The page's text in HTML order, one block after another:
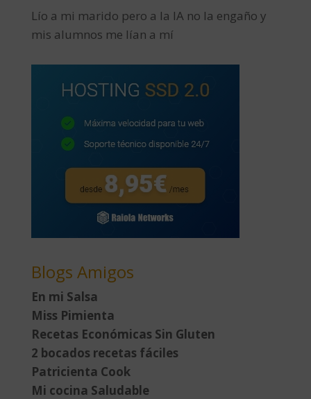
Lío a mi marido pero a la IA no la engaño y
mis alumnos me lían a mí
Blogs Amigos
En mi Salsa
Miss Pimienta
Recetas Económicas Sin Gluten
2 bocados recetas fáciles
Patricienta Cook
Mi cocina Saludable